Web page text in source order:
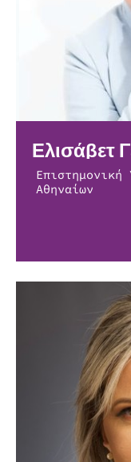
Ελισάβετ
Αθηναίων